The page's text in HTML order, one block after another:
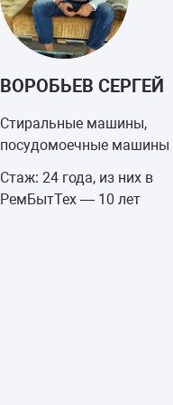
ВОРОБЬЕВ СЕРГЕЙ
Стиральные машины,
посудомоечные машины
Стаж: 24 года, из них в
РемБытТех — 10 лет